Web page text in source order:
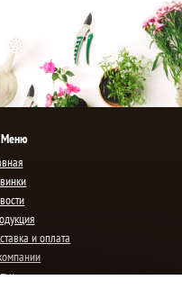
Меню
и оплата